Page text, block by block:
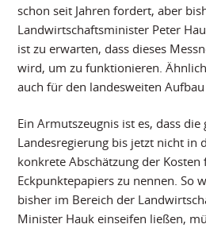
schon seit Jahren fordert, aber
Landwirtschaftsminister Peter
ist zu erwarten, dass dieses
wird, um zu funktionieren.
auch für den landesweiten
Ein Armutszeugnis ist es, dass die
Landesregierung bis jetzt nicht in
konkrete Abschätzung der
Eckpunktepapiers zu nennen. So
bisher im Bereich der
Minister Hauk einseifen ließen,